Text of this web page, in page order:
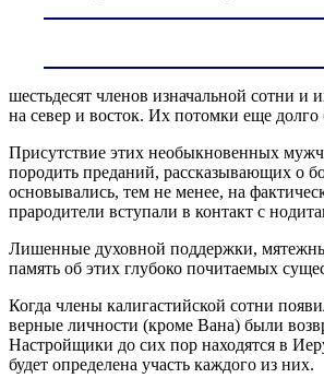
шестьдесят членов изначальной сотни
на север и восток. Их потомки еще
Присутствие этих необыкновенных
породить преданий, рассказывающих о
основывались, тем не менее, на
прародители вступали в контакт с
Лишенные духовной поддержки,
память об этих глубоко почитаемых
Когда члены калигастийской сотни
верные личности (кроме Вана) были
Настройщики до сих пор находятся в
будет определена участь каждого из них.